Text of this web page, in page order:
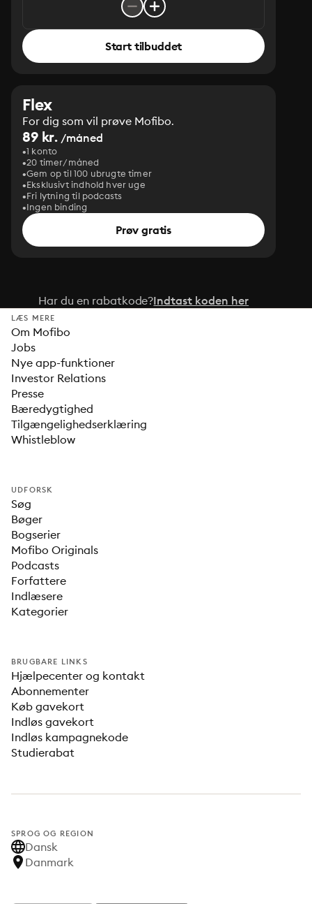
Start tilbuddet
Flex
For dig som vil prøve Mofibo.
89 kr. /måned
1 konto
20 timer/måned
Gem op til 100 ubrugte timer
Eksklusivt indhold hver uge
Fri lytning til podcasts
Ingen binding
Prøv gratis
Har du en rabatkode?Indtast koden her
LÆS MERE
Om Mofibo
Jobs
Nye app-funktioner
Investor Relations
Presse
Bæredygtighed
Tilgængelighedserklæring
Whistleblow
UDFORSK
Søg
Bøger
Bogserier
Mofibo Originals
Podcasts
Forfattere
Indlæsere
Kategorier
BRUGBARE LINKS
Hjælpecenter og kontakt
Abonnementer
Køb gavekort
Indløs gavekort
Indløs kampagnekode
Studierabat
SPROG OG REGION
Dansk
Danmark